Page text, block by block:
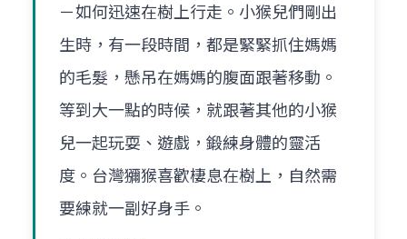
－如何迅速在樹上行走。小猴兒們剛出
生時，有一段時間，都是緊緊抓住媽媽
的毛髮，懸吊在媽媽的腹面跟著移動。
等到大一點的時候，就跟著其他的小猴
兒一起玩耍、遊戲，鍛練身體的靈活
度。台灣獼猴喜歡棲息在樹上，自然需
要練就一副好身手。